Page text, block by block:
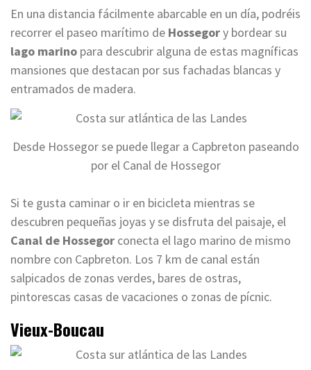
En una distancia fácilmente abarcable en un día, podréis
recorrer el paseo marítimo de Hossegory bordear su
lago marino para descubrir alguna de estas magníficas
mansiones que destacan por sus fachadas blancas y
entramados de madera.
Desde Hossegor se puede llegar a Capbreton paseando
por el Canal de Hossegor
Si te gusta caminar o ir en bicicleta mientras se
descubren pequeñas joyas y se disfruta del paisaje, el
Canal de Hossegor conecta el lago marino de mismo
nombre con Capbreton. Los 7 km de canal están
salpicados de zonas verdes, bares de ostras,
pintorescas casas de vacaciones o zonas de pícnic.
Vieux-Boucau